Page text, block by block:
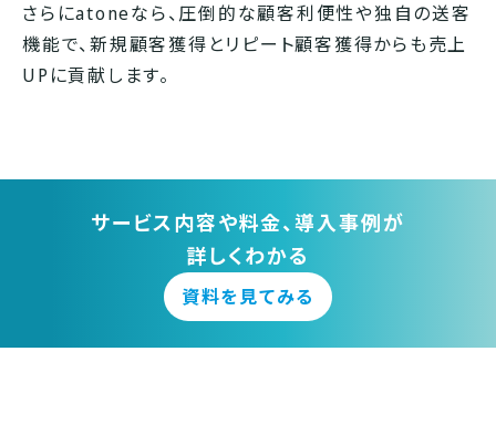
さらにatoneなら、圧倒的な顧客利便性や独自の送客
機能で、新規顧客獲得とリピート顧客獲得からも売上
UPに貢献します。
サービス内容や料金、導入事例が
詳しくわかる
資料を見てみる